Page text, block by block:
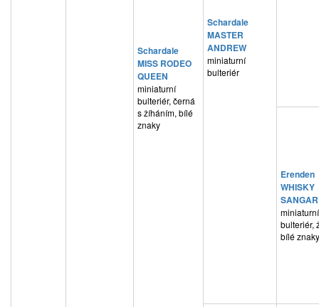
Schardale
MISS RODEO
QUEEN
miniaturní
bulteriér, černá
s žíháním, bílé
znaky
Schardale
MASTER
ANDREW
miniaturní
bulteriér
Erenden
WHISKY
miniaturní
bulteriér,
bílé znaky